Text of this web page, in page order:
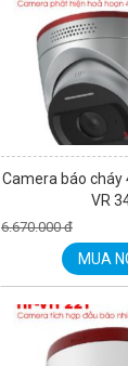
Camera báo cháy
VR
6.670.000 đ
MUA